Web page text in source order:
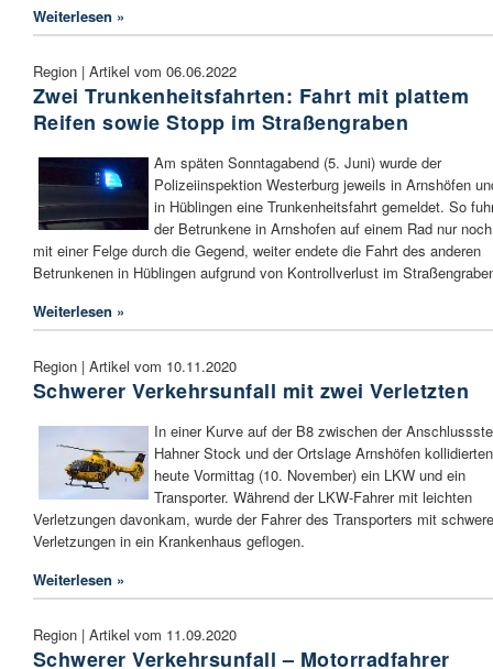
Weiterlesen »
Region | Artikel vom 06.06.2022
Zwei Trunkenheitsfahrten: Fahrt mit plattem
Reifen sowie Stopp im Straßengraben
Am späten Sonntagabend (5. Juni) wurde der
Polizeiinspektion Westerburg jeweils in Arnshöfen
in Hüblingen eine Trunkenheitsfahrt gemeldet. So
der Betrunkene in Arnshofen auf einem Rad nur noch
mit einer Felge durch die Gegend, weiter endete die Fahrt des anderen
Betrunkenen in Hüblingen aufgrund von Kontrollverlust im
Weiterlesen »
Region | Artikel vom 10.11.2020
Schwerer Verkehrsunfall mit zwei Verletzten
In einer Kurve auf der B8 zwischen der
Hahner Stock und der Ortslage Arnshöfen kollidierten
heute Vormittag (10. November) ein LKW und ein
Transporter. Während der LKW-Fahrer mit leichten
Verletzungen davonkam, wurde der Fahrer des Transporters mit
Verletzungen in ein Krankenhaus geflogen.
Weiterlesen »
Region | Artikel vom 11.09.2020
Schwerer Verkehrsunfall – Motorradfahrer